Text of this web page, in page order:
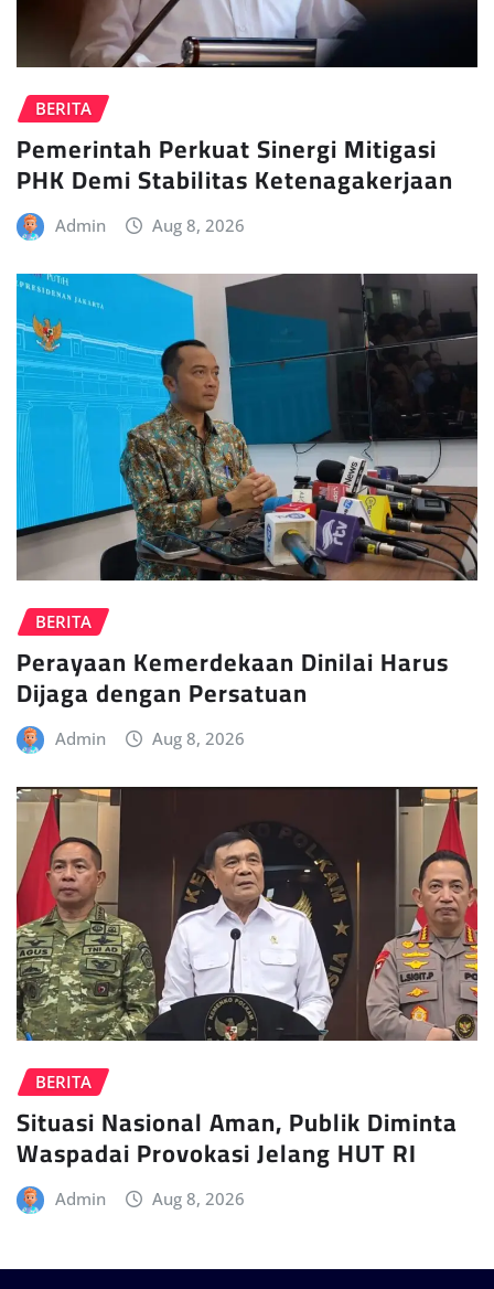
BERITA
Pemerintah Perkuat Sinergi Mitigasi
PHK Demi Stabilitas Ketenagakerjaan
Admin Aug 8, 2026
BERITA
Perayaan Kemerdekaan Dinilai Harus
Dijaga dengan Persatuan
Admin Aug 8, 2026
BERITA
Situasi Nasional Aman, Publik Diminta
Waspadai Provokasi Jelang HUT RI
Admin Aug 8, 2026